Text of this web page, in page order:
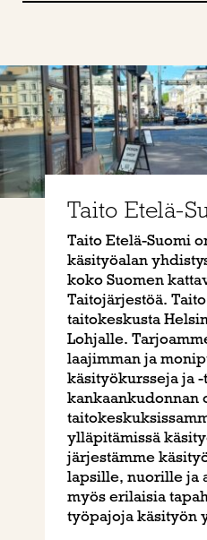
Taito Etelä-
Taito Etelä-Suomi
käsityöalan
koko Suomen
Taitojärjestöä.
taitokeskusta
Lohjalle.
laajimman ja
käsityökursseja ja
kankaankudonnan
ylläpitämissä
järjestämme
lapsille, nuorille ja
myös erilaisia
työpajoja käsityön